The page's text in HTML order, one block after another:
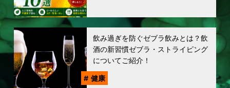
飲み過ぎを防ぐゼブラ飲みとは？飲
酒の新習慣ゼブラ・ストライピング
についてご紹介！
健康